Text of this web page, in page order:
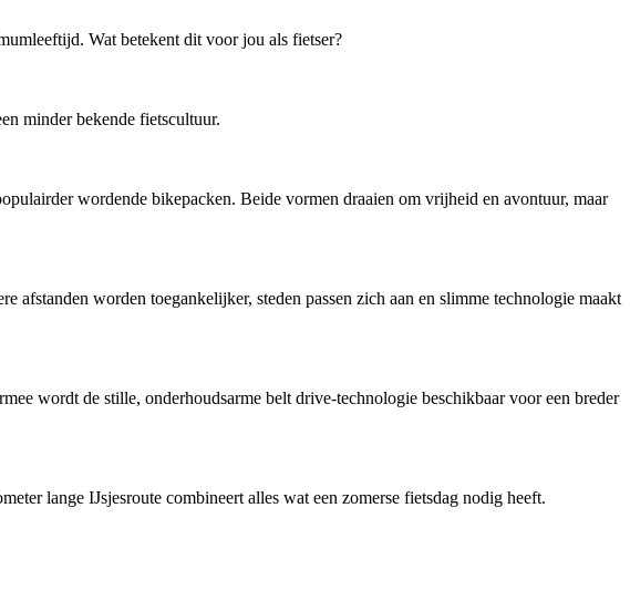
Wat betekent dit voor jou als fietser?
minder bekende fietscultuur.
wordende bikepacken. Beide vormen draaien om vrijheid en avontuur, maar
afstanden worden toegankelijker, steden passen zich aan en slimme technologie maakt
wordt de stille, onderhoudsarme belt drive-technologie beschikbaar voor een breder
lange IJsjesroute combineert alles wat een zomerse fietsdag nodig heeft.